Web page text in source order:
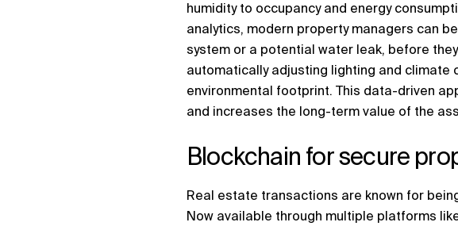
humidity to occupancy and energy
analytics, modern property managers can
system or a potential water leak, before
automatically adjusting lighting and climate
environmental footprint. This data-driven
and increases the long-term value of the
Blockchain for secure
Real estate transactions are known for
Now available through multiple platforms